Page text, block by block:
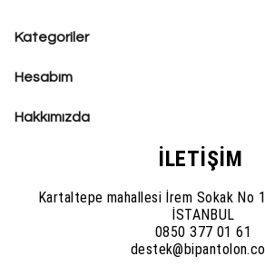
Kategoriler
Hesabım
Hakkımızda
İLETİŞİM
Kartaltepe mahallesi İrem Sokak No
İSTANBUL
0850 377 01 61